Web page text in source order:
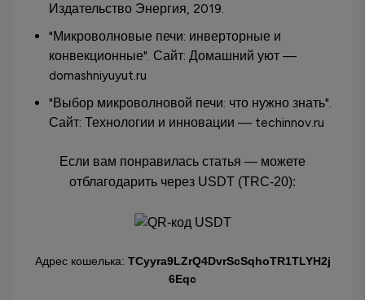
Издательство Энергия, 2019.
"Микроволновые печи: инверторные и
конвекционные". Сайт: Домашний уют —
domashniyuyut.ru
"Выбор микроволновой печи: что нужно знать".
Сайт: Технологии и инновации — techinnov.ru
Если вам понравилась статья — можете
отблагодарить через USDT (TRC-20):
Адрес кошелька: TCyyra9LZrQ4DvrScSqhoTR1TLYH2j
6Eqc